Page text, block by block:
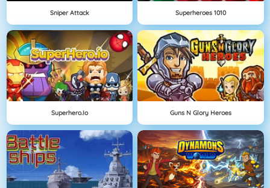
Sniper Attack Superheroes 1010
Superhero.io Guns N Glory Heroes